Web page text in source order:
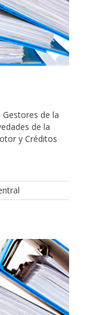
de la
de la
y Créditos